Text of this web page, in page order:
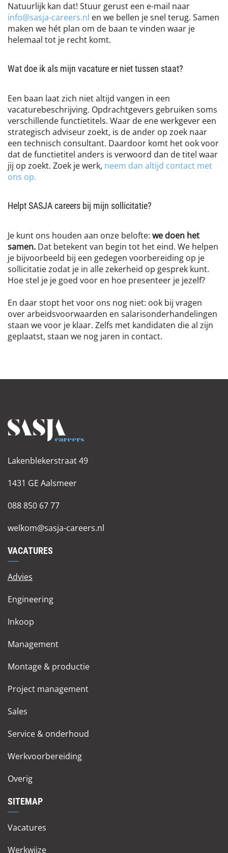
Natuurlijk kan dat! Stuur gerust een e-mail naar
info@sasja-careers.nl en we bellen je snel terug. Samen
maken we hét plan om de baan te vinden waar je
helemaal tot je recht komt.
Wat doe ik als mijn vacature er niet tussen staat?
Een baan laat zich niet altijd vangen in een
vacaturebeschrijving. Opdrachtgevers gebruiken soms
verschillende functietitels. Waar de ene werkgever een
strategisch adviseur zoekt, is de ander op zoek naar
een technisch consultant. Daardoor komt het ook voor
dat de functietitel anders is verwoord dan de titel waar
jij op zoekt. Zoek je werk, neem dan altijd contact met
ons op.
Helpt SASJA careers bij mijn sollicitatie?
Je kunt ons houden aan onze belofte: we doen het
samen. Dat betekent van begin tot het eind. We helpen
je bijvoorbeeld bij een gedegen voorbereiding op je
sollicitatie zodat je in alle zekerheid op gesprek kunt.
Hoe stel je je goed voor en hoe presenteer je jezelf?
En daar stopt het voor ons nog niet: ook bij vragen
over arbeidsvoorwaarden en salarisonderhandelingen
staan we voor je klaar. Zelfs met kandidaten die al zijn
geplaatst, staan we nog jaren in contact.
Lakenblekerstraat 49
1431 GE Aalsmeer
088 850 67 77
welkom@sasja-careers.nl
VACATURES
Advies
Engineering
Inkoop
Management
Montage & productie
Project management
Sales
Service & onderhoud
Werkvoorbereiding
Overig
SITEMAP
Vacatures
Werkwijze